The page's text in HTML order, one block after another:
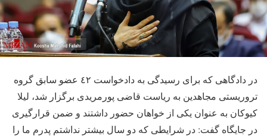
در دادگاهی که برای رسیدگی به دادخواست ٤٢ عضو سابق گروه
تروریستی مجاهدین به ریاست قاضی پورمریدی برگزار شد، لیلا
کیوکان به عنوان یکی از خواهان حضور داشتند و ضمن قرارگیری
در جایگاه گفت: در شرایطی که دو سال بیشتر نداشتم پدرم ما را